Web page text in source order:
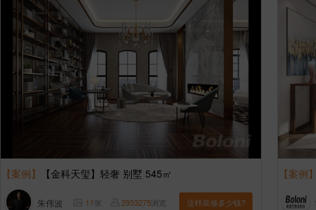
【案例】 【金科天玺】轻奢 别墅 545㎡
朱伟波 11张 2953275浏览 这样装修多少钱?
【案例